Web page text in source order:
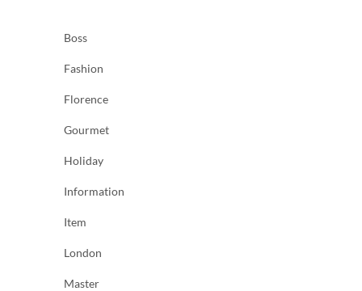
Boss
Fashion
Florence
Gourmet
Holiday
Information
Item
London
Master